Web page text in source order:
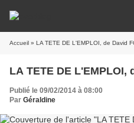
Accueil » LA TETE DE L'EMPLOI, de David
LA TETE DE L'EMPLOI,
Publié le 09/02/2014 à 08:00
Par Géraldine